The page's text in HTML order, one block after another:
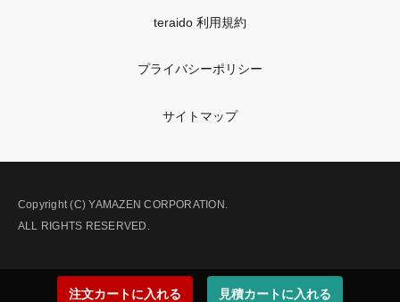
注文カートに入れる 見積カートに入れる
teraido 利用規約
プライバシーポリシー
サイトマップ
Copyright (C) YAMAZEN CORPORATION.
ALL RIGHTS RESERVED.